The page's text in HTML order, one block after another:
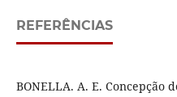
REFERÊNCIAS
BONELLA. A. E. Concepção